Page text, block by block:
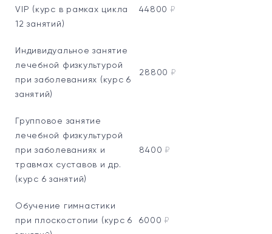
VIP (курс в рамках цикла
12 занятий)
44800 ₽
Индивидуальное занятие
лечебной физкультурой
при заболеваниях (курс 6
занятий)
28800 ₽
Групповое занятие
лечебной физкультурой
при заболеваниях и
травмах суставов и др.
(курс 6 занятий)
8400 ₽
Обучение гимнастики
при плоскостопии (курс 6
6000 ₽